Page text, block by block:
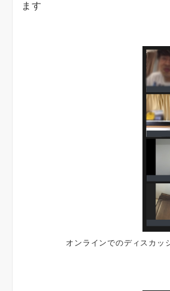
ます
オンラインでのディスカッ